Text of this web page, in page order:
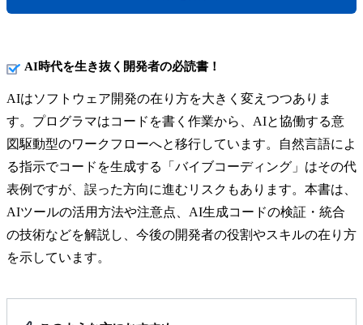
AI時代を生き抜く開発者の必読書！
AIはソフトウェア開発の在り方を大きく変えつつありま
す。プログラマはコードを書く作業から、AIと協働する意
図駆動型のワークフローへと移行しています。自然言語によ
る指示でコードを生成する「バイブコーディング」はその代
表例ですが、誤った方向に進むリスクもあります。本書は、
AIツールの活用方法や注意点、AI生成コードの検証・統合
の技術などを解説し、今後の開発者の役割やスキルの在り方
を示しています。